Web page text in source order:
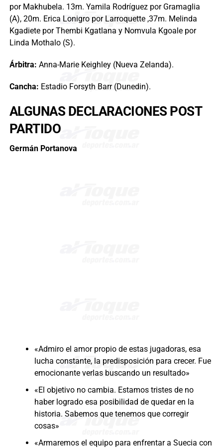
por Makhubela. 13m. Yamila Rodríguez por Gramaglia
(A), 20m. Erica Lonigro por Larroquette ,37m. Melinda
Kgadiete por Thembi Kgatlana y Nomvula Kgoale por
Linda Mothalo (S).
Árbitra: Anna-Marie Keighley (Nueva Zelanda).
Cancha: Estadio Forsyth Barr (Dunedin).
ALGUNAS DECLARACIONES POST
PARTIDO
Germán Portanova
«Admiro el amor propio de estas jugadoras, esa
lucha constante, la predisposición para crecer. Fue
emocionante verlas buscando un resultado»
«El objetivo no cambia. Estamos tristes de no
haber logrado esa posibilidad de quedar en la
historia. Sabemos que tenemos que corregir
cosas»
«Armaremos el equipo para enfrentar a Suecia con